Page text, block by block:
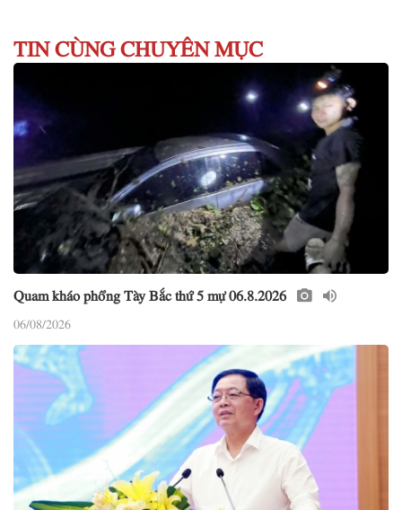
TIN CÙNG CHUYÊN MỤC
Quam kháo phổng Tày Bắc thứ 5 mự 06.8.2026
06/08/2026